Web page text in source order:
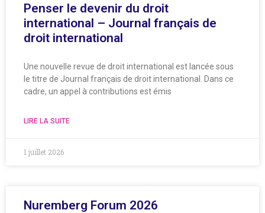
Penser le devenir du droit
international – Journal français de
droit international
Une nouvelle revue de droit international est lancée sous
le titre de Journal français de droit international. Dans ce
cadre, un appel à contributions est émis
LIRE LA SUITE
1 juillet 2026
Nuremberg Forum 2026